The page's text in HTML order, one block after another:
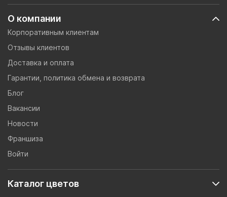
О компании
Корпоративным клиентам
Отзывы клиентов
Доставка и оплата
Гарантии, политика обмена и возврата
Блог
Вакансии
Новости
Франшиза
Войти
Каталог цветов